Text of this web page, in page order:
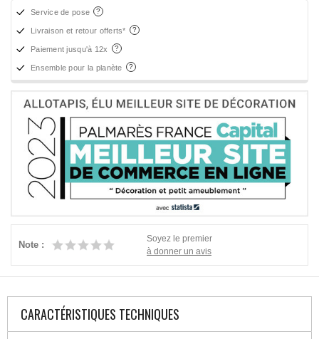
Service de pose
Livraison et retour offerts*
Paiement jusqu'à 12x
Ensemble pour la planète
Note :
Soyez le premier
à donner un avis
CARACTÉRISTIQUES TECHNIQUES